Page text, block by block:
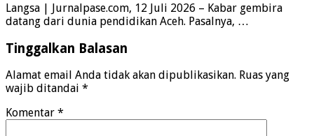
Langsa | Jurnalpase.com, 12 Juli 2026 – Kabar gembira
datang dari dunia pendidikan Aceh. Pasalnya, …
Tinggalkan Balasan
Alamat email Anda tidak akan dipublikasikan. Ruas yang
wajib ditandai *
Komentar *